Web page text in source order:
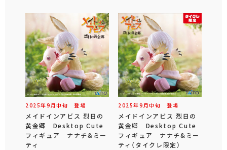
2025年9 月中旬 登場
メイドインアビス 烈日の
黄金郷 Desktop Cute
フィギュア ナナチ&ミー
ティ
2025年9 月中旬 登場
メイドインアビス 烈日の
黄金郷 Desktop Cute
フィギュア ナナチ&ミー
ティ（タイクレ限定）